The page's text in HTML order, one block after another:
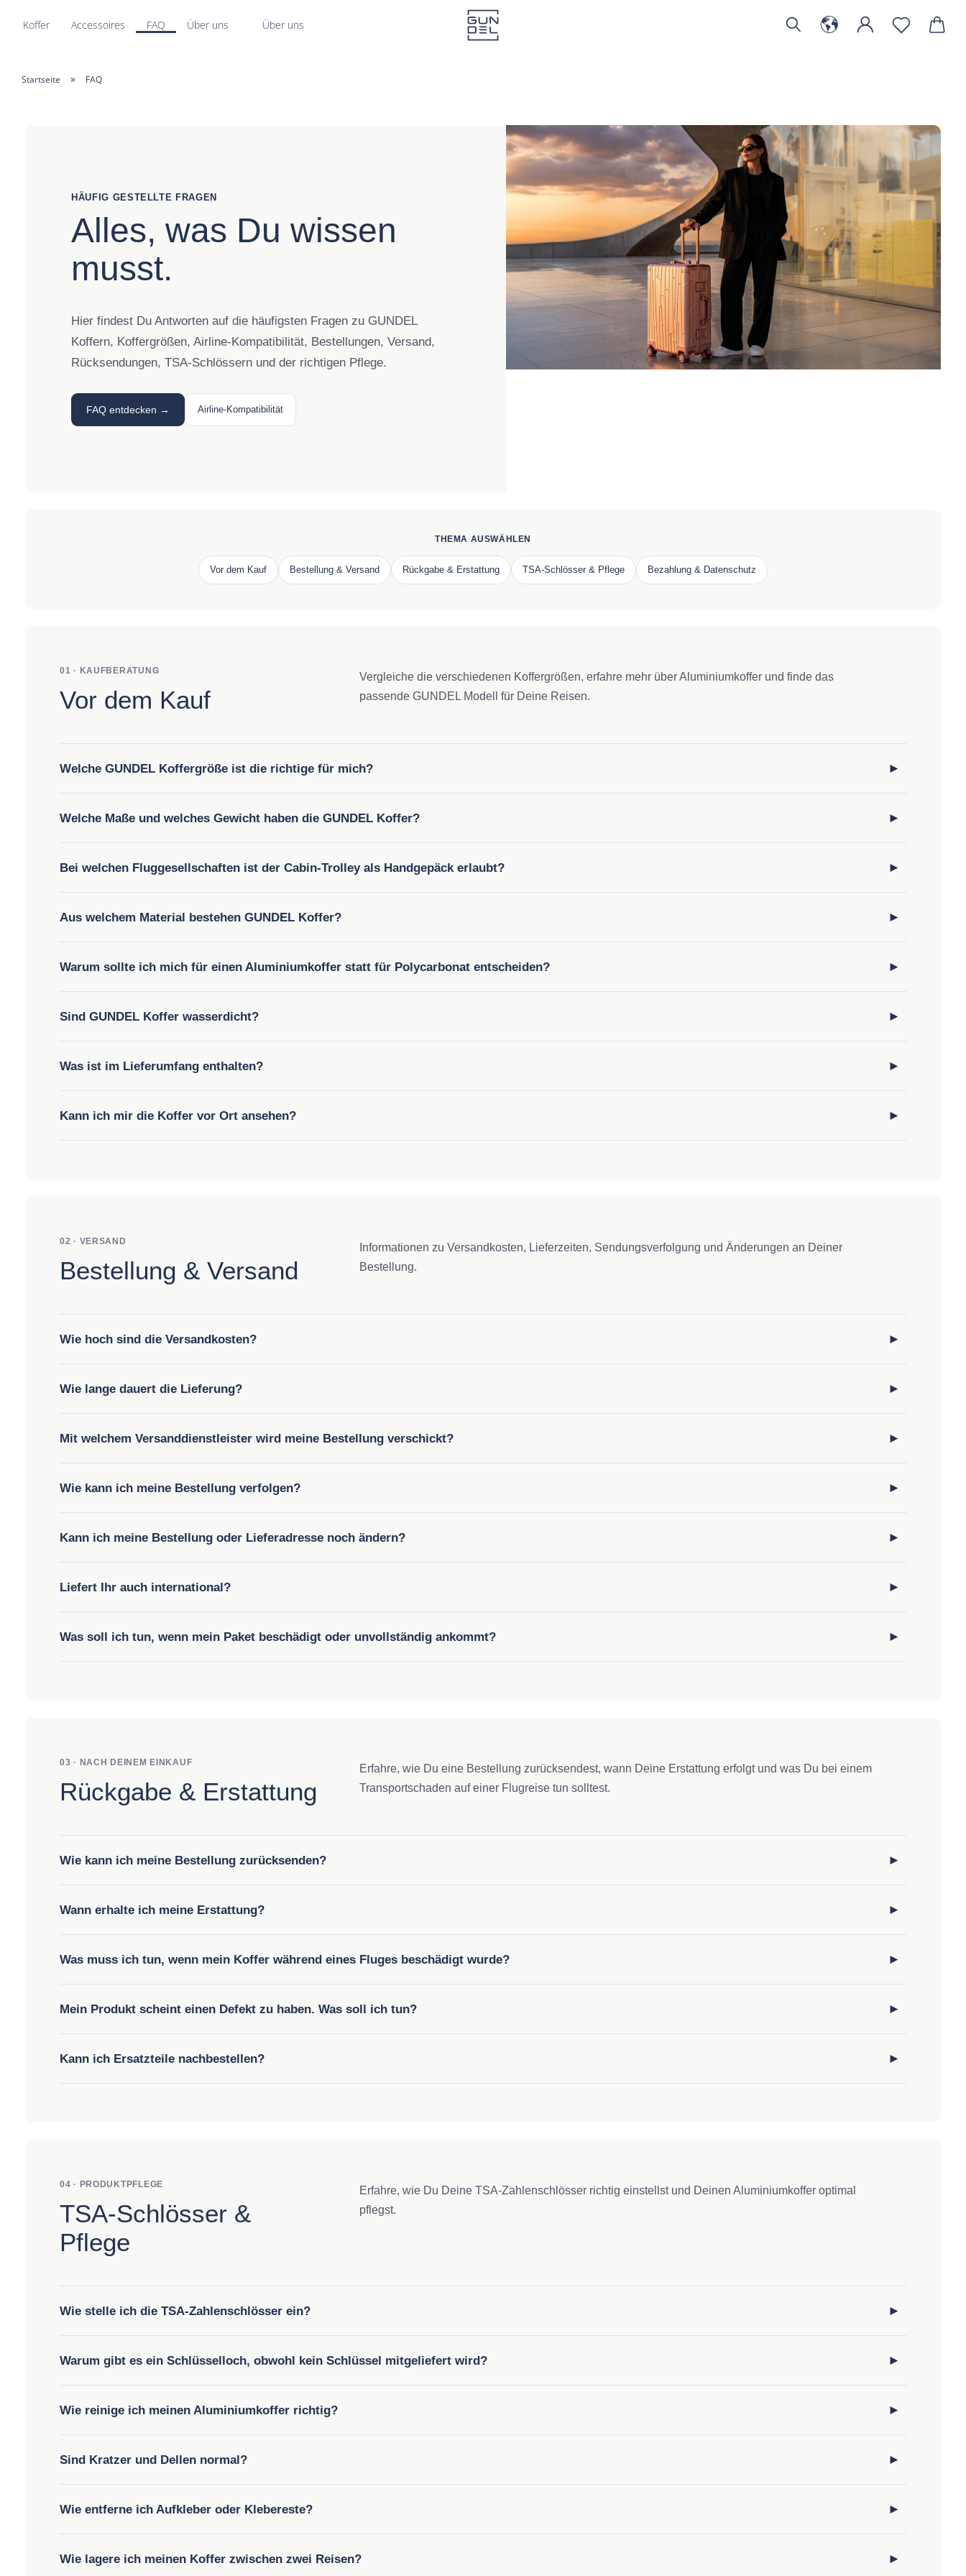
Koffer Accessoires FAQ Über uns Über uns
Startseite » FAQ
HÄUFIG GESTELLTE FRAGEN
Alles, was Du wissen
musst.
Hier findest Du Antworten auf die häufigsten Fragen zu GUNDEL
Koffern, Koffergrößen, Airline-Kompatibilität, Bestellungen, Versand,
Rücksendungen, TSA-Schlössern und der richtigen Pflege.
FAQ entdecken → Airline-Kompatibilität
THEMA AUSWÄHLEN
Vor dem Kauf Bestellung & Versand Rückgabe & Erstattung TSA-Schlösser & Pflege Bezahlung & Datenschutz
01 · KAUFBERATUNG
Vor dem Kauf
Vergleiche die verschiedenen Koffergrößen, erfahre mehr über Aluminiumkoffer und finde das
passende GUNDEL Modell für Deine Reisen.
Welche GUNDEL Koffergröße ist die richtige für mich?
Welche Maße und welches Gewicht haben die GUNDEL Koffer?
Bei welchen Fluggesellschaften ist der Cabin-Trolley als Handgepäck erlaubt?
Aus welchem Material bestehen GUNDEL Koffer?
Warum sollte ich mich für einen Aluminiumkoffer statt für Polycarbonat entscheiden?
Sind GUNDEL Koffer wasserdicht?
Was ist im Lieferumfang enthalten?
Kann ich mir die Koffer vor Ort ansehen?
02 · VERSAND
Bestellung & Versand
Informationen zu Versandkosten, Lieferzeiten, Sendungsverfolgung und Änderungen an Deiner
Bestellung.
Wie hoch sind die Versandkosten?
Wie lange dauert die Lieferung?
Mit welchem Versanddienstleister wird meine Bestellung verschickt?
Wie kann ich meine Bestellung verfolgen?
Kann ich meine Bestellung oder Lieferadresse noch ändern?
Liefert Ihr auch international?
Was soll ich tun, wenn mein Paket beschädigt oder unvollständig ankommt?
03 · NACH DEINEM EINKAUF
Rückgabe & Erstattung
Erfahre, wie Du eine Bestellung zurücksendest, wann Deine Erstattung erfolgt und was Du bei einem
Transportschaden auf einer Flugreise tun solltest.
Wie kann ich meine Bestellung zurücksenden?
Wann erhalte ich meine Erstattung?
Was muss ich tun, wenn mein Koffer während eines Fluges beschädigt wurde?
Mein Produkt scheint einen Defekt zu haben. Was soll ich tun?
Kann ich Ersatzteile nachbestellen?
04 · PRODUKTPFLEGE
TSA-Schlösser &
Pflege
Erfahre, wie Du Deine TSA-Zahlenschlösser richtig einstellst und Deinen Aluminiumkoffer optimal
pflegst.
Wie stelle ich die TSA-Zahlenschlösser ein?
Warum gibt es ein Schlüsselloch, obwohl kein Schlüssel mitgeliefert wird?
Wie reinige ich meinen Aluminiumkoffer richtig?
Sind Kratzer und Dellen normal?
Wie entferne ich Aufkleber oder Klebereste?
Wie lagere ich meinen Koffer zwischen zwei Reisen?